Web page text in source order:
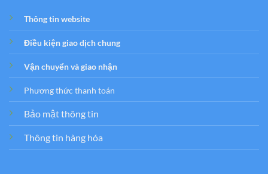
Thông tin website
Điều kiện giao dịch chung
Vận chuyển và giao nhận
Phương thức thanh toán
Bảo mật thông tin
Thông tin hàng hóa